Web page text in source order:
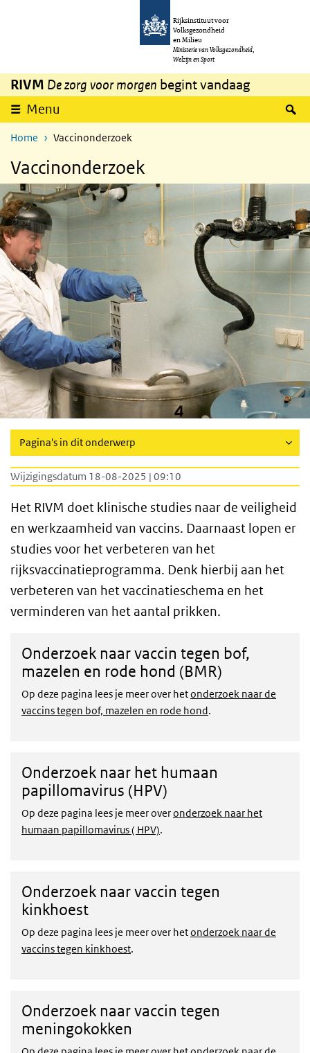
Overslaan en naar de inhoud gaan
Rijksinstituut voor
Volksgezondheid
en Milieu
Ministerie van Volksgezondheid,
Welzijn en Sport
RIVM De zorg voor morgen begint vandaag
Menu
Home Vaccinonderzoek
Vaccinonderzoek
Pagina's in dit onderwerp
Wijzigingsdatum 18-08-2025 | 09:10
Het RIVM doet klinische studies naar de veiligheid
en werkzaamheid van vaccins. Daarnaast lopen er
studies voor het verbeteren van het
rijksvaccinatieprogramma. Denk hierbij aan het
verbeteren van het vaccinatieschema en het
verminderen van het aantal prikken.
Onderzoek naar vaccin tegen bof,
mazelen en rode hond (BMR)
Op deze pagina lees je meer over hetonderzoek naar de
vaccins tegen bof, mazelen en rode hond.
Onderzoek naar het humaan
papillomavirus (HPV)
Op deze pagina lees je meer overonderzoek naar het
humaan papillomavirus ( HPV).
Onderzoek naar vaccin tegen
kinkhoest
Op deze pagina lees je meer over hetonderzoek naar de
vaccins tegen kinkhoest.
Onderzoek naar vaccin tegen
meningokokken